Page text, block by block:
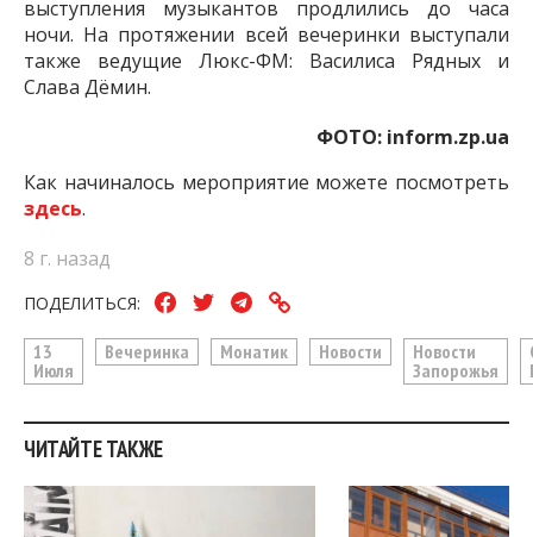
выступления музыкантов продлились до часа
ночи. На протяжении всей вечеринки выступали
также ведущие Люкс-ФМ: Василиса Рядных и
Слава Дёмин.
ФОТО: inform.zp.ua
Как начиналось мероприятие можете посмотреть
здесь.
8 г. назад
ПОДЕЛИТЬСЯ:
13
Июля
Вечеринка Монатик Новости
Новости
Запорожья
ЧИТАЙТЕ ТАКЖЕ